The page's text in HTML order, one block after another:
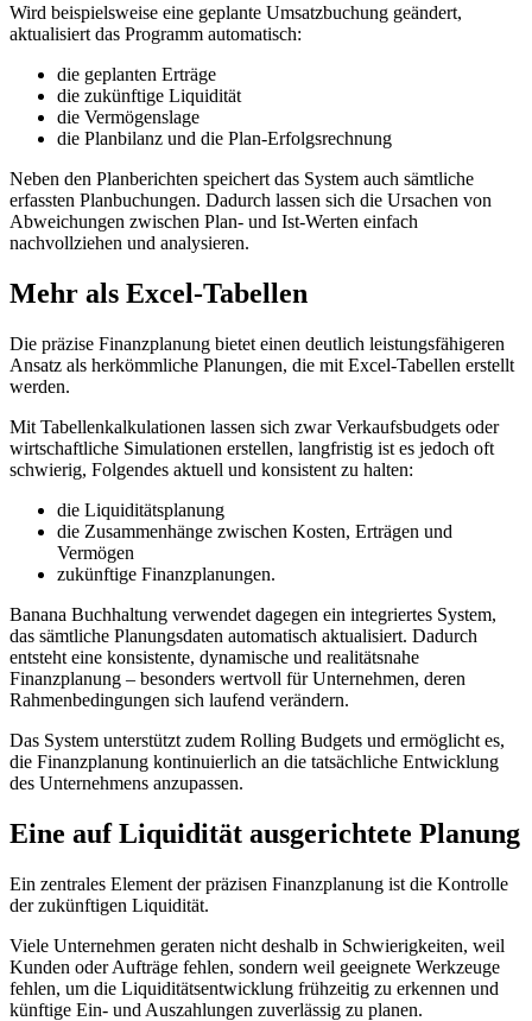
Wird beispielsweise eine geplante Umsatzbuchung geändert,
aktualisiert das Programm automatisch:
die geplanten Erträge
die zukünftige Liquidität
die Vermögenslage
die Planbilanz und die Plan-Erfolgsrechnung
Neben den Planberichten speichert das System auch sämtliche
erfassten Planbuchungen. Dadurch lassen sich die Ursachen von
Abweichungen zwischen Plan- und Ist-Werten einfach
nachvollziehen und analysieren.
Mehr als Excel-Tabellen
Die präzise Finanzplanung bietet einen deutlich leistungsfähigeren
Ansatz als herkömmliche Planungen, die mit Excel-Tabellen erstellt
werden.
Mit Tabellenkalkulationen lassen sich zwar Verkaufsbudgets oder
wirtschaftliche Simulationen erstellen, langfristig ist es jedoch oft
schwierig, Folgendes aktuell und konsistent zu halten:
die Liquiditätsplanung
die Zusammenhänge zwischen Kosten, Erträgen und
Vermögen
zukünftige Finanzplanungen.
Banana Buchhaltung verwendet dagegen ein integriertes System,
das sämtliche Planungsdaten automatisch aktualisiert. Dadurch
entsteht eine konsistente, dynamische und realitätsnahe
Finanzplanung – besonders wertvoll für Unternehmen, deren
Rahmenbedingungen sich laufend verändern.
Das System unterstützt zudem Rolling Budgets und ermöglicht es,
die Finanzplanung kontinuierlich an die tatsächliche Entwicklung
des Unternehmens anzupassen.
Eine auf Liquidität ausgerichtete Planung
Ein zentrales Element der präzisen Finanzplanung ist die Kontrolle
der zukünftigen Liquidität.
Viele Unternehmen geraten nicht deshalb in Schwierigkeiten, weil
Kunden oder Aufträge fehlen, sondern weil geeignete Werkzeuge
fehlen, um die Liquiditätsentwicklung frühzeitig zu erkennen und
künftige Ein- und Auszahlungen zuverlässig zu planen.